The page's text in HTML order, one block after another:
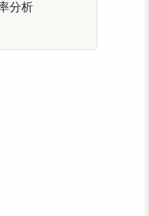
分析